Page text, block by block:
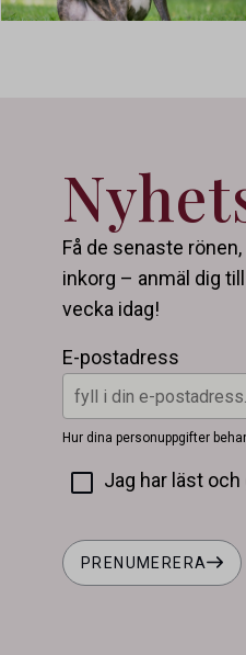
Få de senaste
inkorg – anmäl dig
vecka idag!
E-postadress
Hur dina personuppgifter
Jag har läst
PRENUMERERA